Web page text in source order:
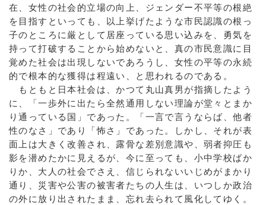
在、女性の社会的立場の向上、ジェンダー不平等の根絶
を目指すといっても、以上挙げたような市民認識の根っ
子のところに厳として居座っている思い込みを、勇気を
持って打破することから始めないと、真の市民意識に目
覚めた社会は出現しないであろうし、女性の平等の永続
的で根本的な獲得は程遠い、と思われるのである。
もともと日本社会は、かつて丸山真男が指摘したよう
に、「一歩外に出たら全然通用しない理論が堂々とまか
り通っている国」であった。「一言で言うならば、他者
性のなさ」であり「怖さ」であった。しかし、それが表
面上は大きく改善され、露骨な差別意識や、弱者抑圧も
影を潜めたかに見えるが、今に至っても、小中学校ばか
りか、大人の社会でさえ、信じられないいじめがまかり
通り、災害や公害の被害者たちの人生は、いつしか政治
の外に放り出されたまま、忘れ去られて風化してゆく。